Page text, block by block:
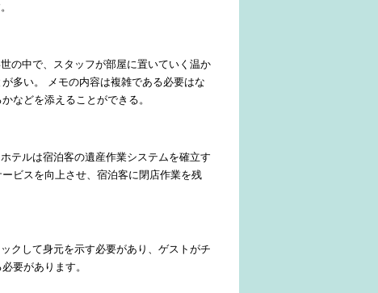
の中で、スタッフが部屋に置いていく温か
多い。 メモの内容は複雑である必要はな
などを添えることができる。
テルは宿泊客の遺産作業システムを確立す
ビスを向上させ、宿泊客に閉店作業を残
クして身元を示す必要があり、ゲストがチ
要があります。